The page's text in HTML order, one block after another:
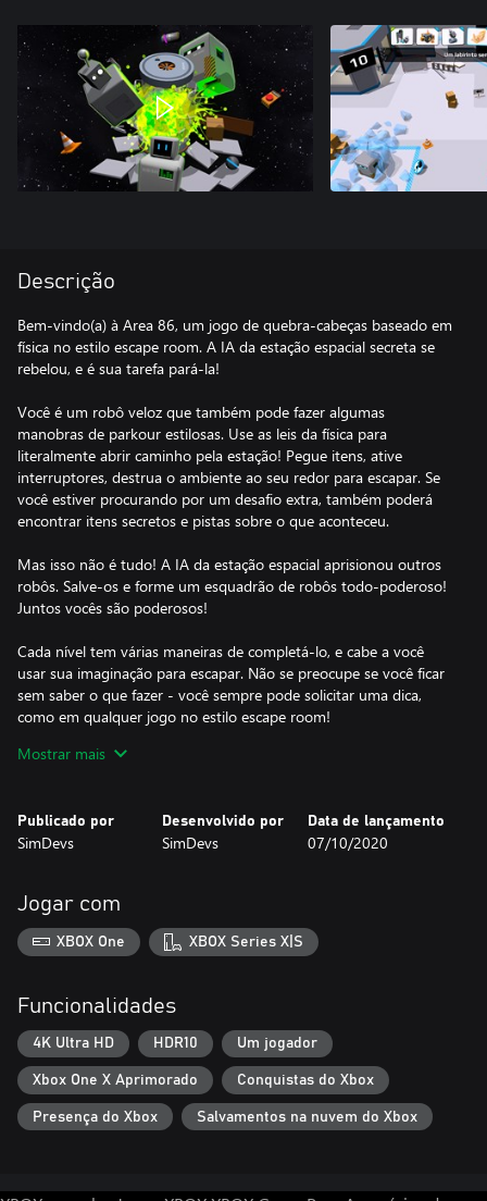
Descrição
Bem-vindo(a) à Area 86, um jogo de quebra-cabeças baseado em
física no estilo escape room. A IA da estação espacial secreta se
rebelou, e é sua tarefa pará-la!
Você é um robô veloz que também pode fazer algumas
manobras de parkour estilosas. Use as leis da física para
literalmente abrir caminho pela estação! Pegue itens, ative
interruptores, destrua o ambiente ao seu redor para escapar. Se
você estiver procurando por um desafio extra, também poderá
encontrar itens secretos e pistas sobre o que aconteceu.
Mas isso não é tudo! A IA da estação espacial aprisionou outros
robôs. Salve-os e forme um esquadrão de robôs todo-poderoso!
Juntos vocês são poderosos!
Cada nível tem várias maneiras de completá-lo, e cabe a você
usar sua imaginação para escapar. Não se preocupe se você ficar
sem saber o que fazer - você sempre pode solicitar uma dica,
como em qualquer jogo no estilo escape room!
Divirta-se escapando e derrotando a IA rebelde!
Mostrar mais
Publicado por
SimDevs
Desenvolvido por
SimDevs
Data de lançamento
07/10/2020
Jogar com
XBOX One XBOX Series X|S
Funcionalidades
4K Ultra HD HDR10 Um jogador
Xbox One X Aprimorado Conquistas do Xbox
Presença do Xbox Salvamentos na nuvem do Xbox